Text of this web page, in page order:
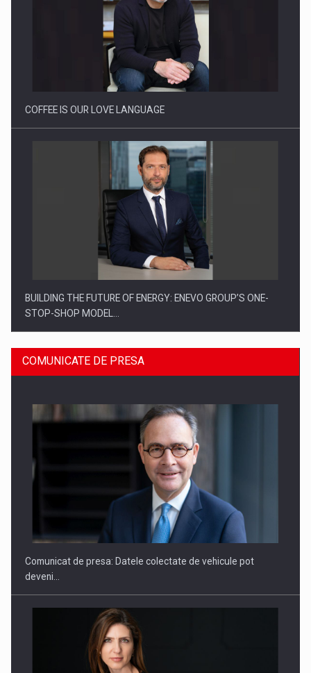
Proteinmaxxing and the Future of Protein Demand
COFFEE IS OUR LOVE LANGUAGE
BUILDING THE FUTURE OF ENERGY: ENEVO GROUP’S ONE-
STOP-SHOP MODEL…
ROOTED IN ROMANIA, BUILT TO DELIVER TECHNOLOGY FOR
COMUNICATE DE PRESA
Comunicat de presa: Datele colectate de vehicule pot
deveni…